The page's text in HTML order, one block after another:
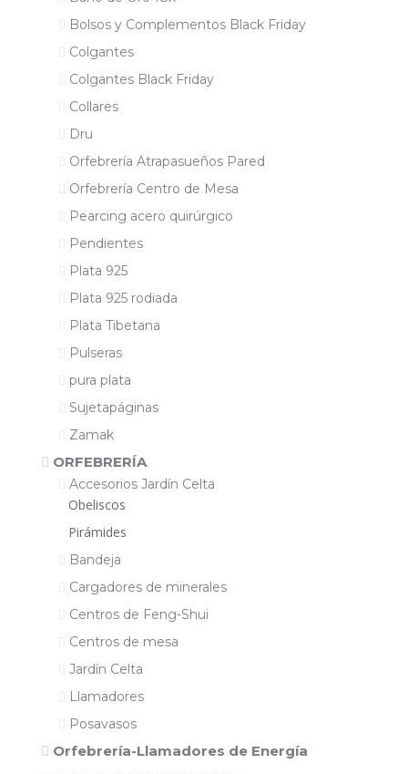
Bolsos y Complementos Black Friday
Colgantes
Colgantes Black Friday
Collares
Dru
Orfebrería Atrapasueños Pared
Orfebrería Centro de Mesa
Pearcing acero quirúrgico
Pendientes
Plata 925
Plata 925 rodiada
Plata Tibetana
Pulseras
pura plata
Sujetapáginas
Zamak
ORFEBRERÍA
Accesorios Jardín Celta
Obeliscos
Pirámides
Bandeja
Cargadores de minerales
Centros de Feng-Shui
Centros de mesa
Jardín Celta
Llamadores
Posavasos
Orfebrería-Llamadores de Energía